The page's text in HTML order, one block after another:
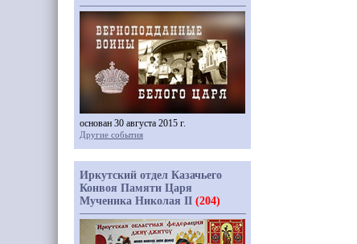
основан 30 августа 2015 г.
Другие события
Иркутский отдел Казачьего
Конвоя Памяти Царя
Мученика Николая II (204)